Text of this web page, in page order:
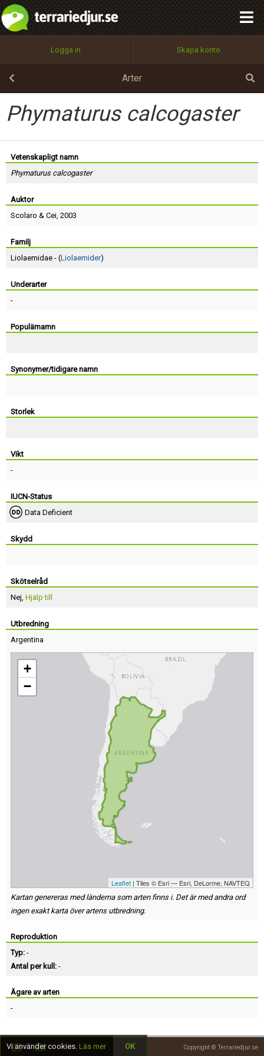
Logga in Skapa konto
Arter
Phymaturus calcogaster
Vetenskapligt namn
Phymaturus calcogaster
Auktor
Scolaro & Cei, 2003
Familj
Liolaemidae - (Liolaemider)
Underarter
-
Populärnamn
Synonymer/tidigare namn
Storlek
Vikt
-
IUCN-Status
Data Deficient
Skydd
Skötselråd
Nej, Hjälp till
Utbredning
Argentina
+
−
Leaflet | Tiles © Esri — Esri, DeLorme, NAVTEQ
Kartan genereras med länderna som arten finns i. Det är med andra ord
ingen exakt karta över artens utbredning.
Reproduktion
Typ: -
Antal per kull: -
Ägare av arten
-
Copyright © Terrariedjur.se
Utför
100%
OK
integritetspolicy
Namn:
Epost:
Användarnamn:
Lösenord:
Terms of Service
Begär nytt lösenord
Tillbaka till förstasidan
Vi använder cookies. Läs mer OK